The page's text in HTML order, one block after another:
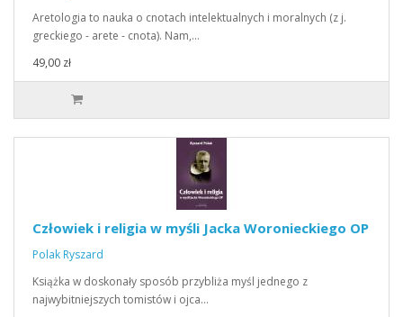
Aretologia to nauka o cnotach intelektualnych i moralnych (z j.
greckiego - arete - cnota). Nam,…
49,00 zł
Człowiek i religia w myśli Jacka Woronieckiego OP
Polak Ryszard
Książka w doskonały sposób przybliża myśl jednego z
najwybitniejszych tomistów i ojca…